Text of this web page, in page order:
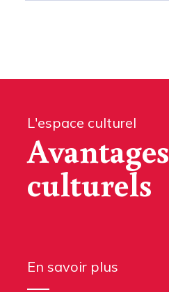
L'espace culturel
Avantages
culturels
En savoir plus